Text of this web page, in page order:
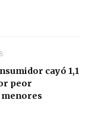
cayó 1,1
peor